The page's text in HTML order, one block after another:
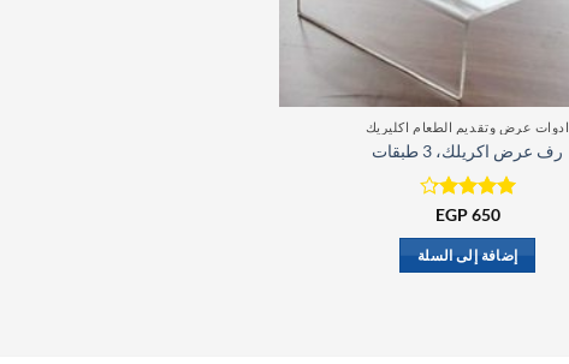
ادوات عرض وتقديم الطعام اكليريك
رف عرض اكريلك، 3 طبقات
تم التقييم
5
EGP650
إضافة إلى السلة